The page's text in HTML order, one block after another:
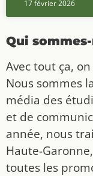
17 février 2026
Qui
Avec tout ça,
Nous sommes
média des
et de
année, nous
Haute-
toutes les